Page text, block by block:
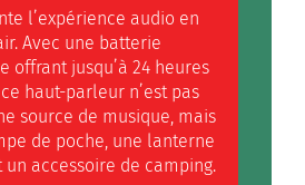
l’expérience audio en
Avec une batterie
offrant jusqu’à 24 heures
haut-parleur n’est pas
source de musique, mais
de poche, une lanterne
un accessoire de camping.